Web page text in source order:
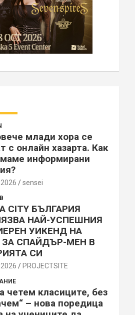
млади хора се
с онлайн хазарта. Как
информирани
2026 sensei
CITY БЪЛГАРИЯ
НАЙ-УСПЕШНИЯ
УИКЕНД НА
СПАЙДЪР-МЕН В
СИ
2026 PROJECTSITЕ
четем класиците, без
– нова поредица